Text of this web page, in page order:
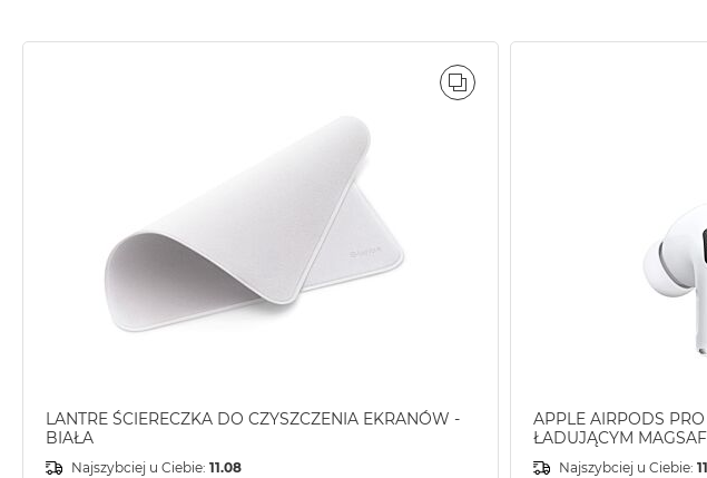
LANTRE ŚCIERECZKA DO CZYSZCZENIA EKRANÓW -
BIAŁA
Najszybciej u Ciebie: 11.08
PORÓWNAJ
APPLE AIRPODS PRO
ŁADUJĄCYM
Najszybciej u Ciebie: